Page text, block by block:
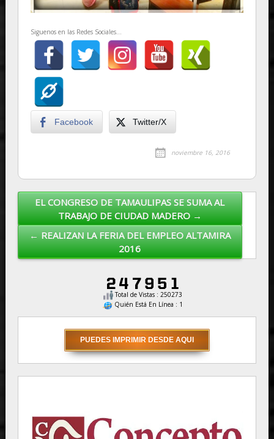
Siguenos en las Redes Sociales...
Facebook Twitter/X
noviembre 16, 2016
Post navigation
EL CONGRESO DE TAMAULIPAS SE SUMA AL
TRABAJO DE CIUDAD MADERO →
← REALIZAN LA FERIA DEL EMPLEO ALTAMIRA
2016
Total de Vistas : 250273
Quién Está En Línea : 1